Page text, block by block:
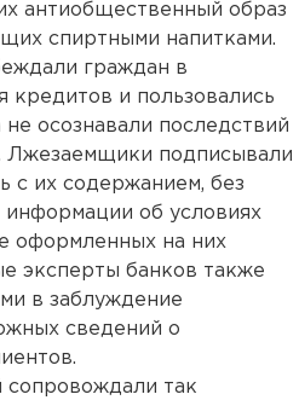
антиобщественный образ
спиртными напитками.
граждан в
кредитов и пользовались
осознавали последствий
Лжезаемщики подписывали
с их содержанием, без
информации об условиях
оформленных на них
эксперты банков также
в заблуждение
сведений о
сопровождали так